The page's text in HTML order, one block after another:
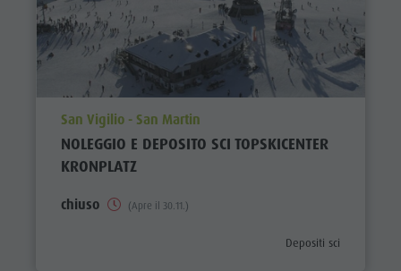
aria.poi_location_prefix
San Vigilio - San Martin
NOLEGGIO E DEPOSITO SCI TOPSKICENTER
KRONPLATZ
chiuso (Apre il 30.11.)
aria.poi_category_prefix
Depositi sci